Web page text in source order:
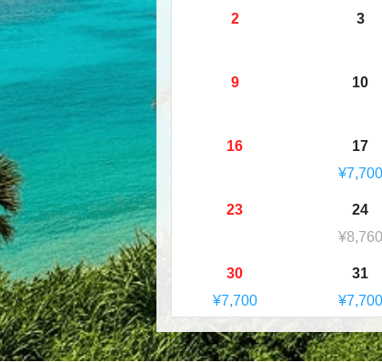
2 3
9 10
16
17
¥7,700
23
24
¥8,760
30
¥7,700
31
¥7,700